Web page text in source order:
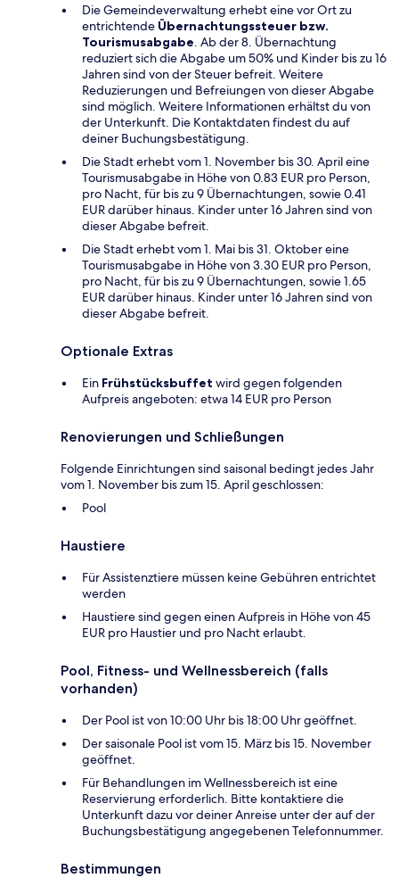
Die Gemeindeverwaltung erhebt eine vor Ort zu
entrichtende Übernachtungssteuer bzw.
Tourismusabgabe. Ab der 8. Übernachtung
reduziert sich die Abgabe um 50% und Kinder bis zu 16
Jahren sind von der Steuer befreit. Weitere
Reduzierungen und Befreiungen von dieser Abgabe
sind möglich. Weitere Informationen erhältst du von
der Unterkunft. Die Kontaktdaten findest du auf
deiner Buchungsbestätigung.
Die Stadt erhebt vom 1. November bis 30. April eine
Tourismusabgabe in Höhe von 0.83 EUR pro Person,
pro Nacht, für bis zu 9 Übernachtungen, sowie 0.41
EUR darüber hinaus. Kinder unter 16 Jahren sind von
dieser Abgabe befreit.
Die Stadt erhebt vom 1. Mai bis 31. Oktober eine
Tourismusabgabe in Höhe von 3.30 EUR pro Person,
pro Nacht, für bis zu 9 Übernachtungen, sowie 1.65
EUR darüber hinaus. Kinder unter 16 Jahren sind von
dieser Abgabe befreit.
Optionale Extras
Ein Frühstücksbuffet wird gegen folgenden
Aufpreis angeboten: etwa 14 EUR pro Person
Renovierungen und Schließungen
Folgende Einrichtungen sind saisonal bedingt jedes Jahr
vom 1. November bis zum 15. April geschlossen:
Pool
Haustiere
Für Assistenztiere müssen keine Gebühren entrichtet
werden
Haustiere sind gegen einen Aufpreis in Höhe von 45
EUR pro Haustier und pro Nacht erlaubt.
Pool, Fitness- und Wellnessbereich (falls
vorhanden)
Der Pool ist von 10:00 Uhr bis 18:00 Uhr geöffnet.
Der saisonale Pool ist vom 15. März bis 15. November
geöffnet.
Für Behandlungen im Wellnessbereich ist eine
Reservierung erforderlich. Bitte kontaktiere die
Unterkunft dazu vor deiner Anreise unter der auf der
Buchungsbestätigung angegebenen Telefonnummer.
Bestimmungen